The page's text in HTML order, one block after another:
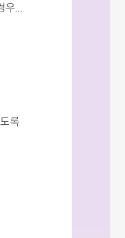
우...
열림
록
로 새창열림